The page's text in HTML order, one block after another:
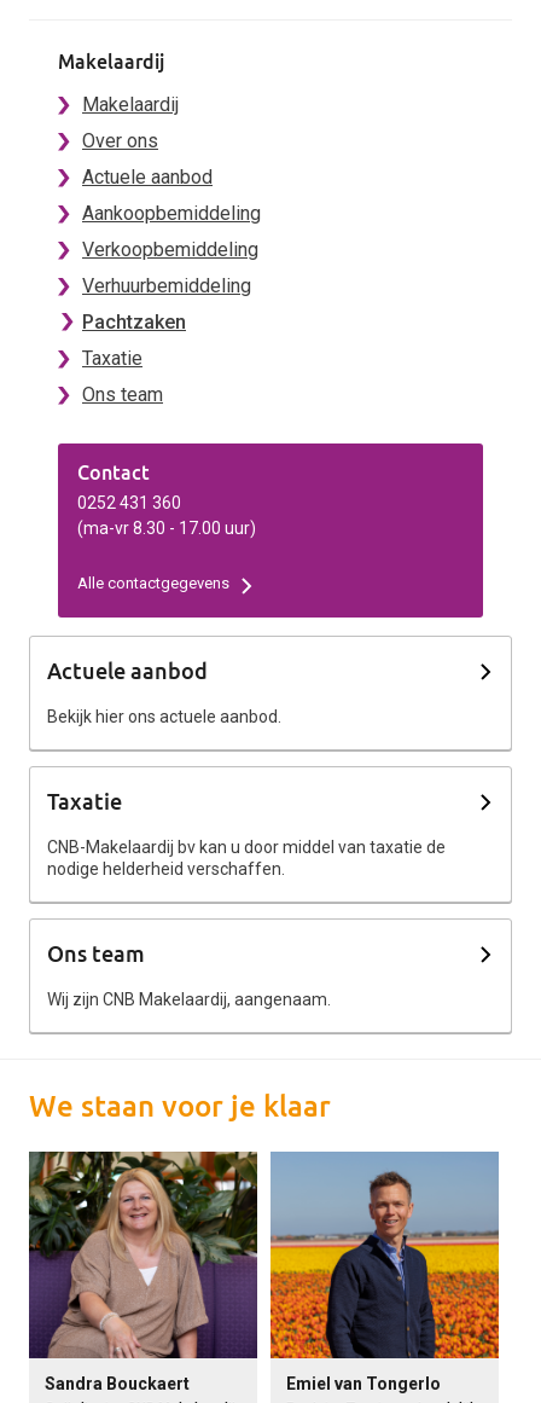
Makelaardij
Makelaardij
Over ons
Actuele aanbod
Aankoopbemiddeling
Verkoopbemiddeling
Verhuurbemiddeling
Pachtzaken
Taxatie
Ons team
Contact
0252 431 360
(ma-vr 8.30 - 17.00 uur)
Alle contactgegevens
Actuele aanbod
Bekijk hier ons actuele aanbod.
Taxatie
CNB-Makelaardij bv kan u door middel van taxatie de
nodige helderheid verschaffen.
Ons team
Wij zijn CNB Makelaardij, aangenaam.
We staan voor je klaar
Sandra Bouckaert Emiel van Tongerlo